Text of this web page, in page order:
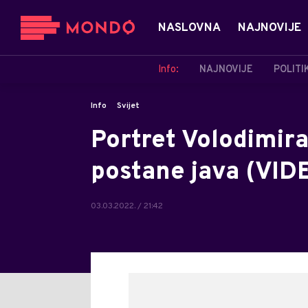
NASLOVNA NAJNOVIJE
Info: NAJNOVIJE
Info Svijet
Portret
postane java
03.03.2022. / 21:42